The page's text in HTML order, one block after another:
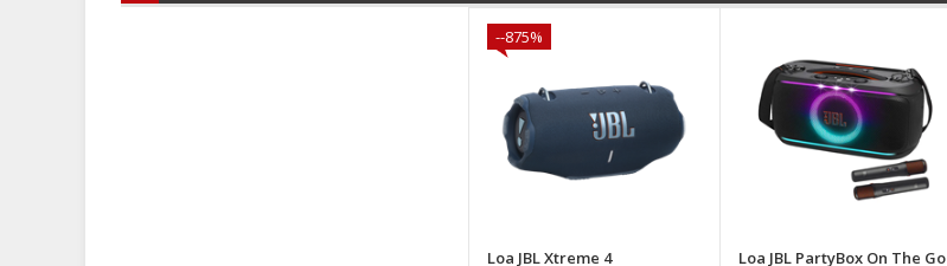
--875%
Loa JBL Xtreme 4
Loa JBL PartyBox On The Go